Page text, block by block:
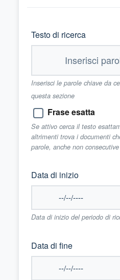
Testo di ricerca
Inserisci le parole chiave da
questa sezione
Frase esatta
Se attivo cerca il testo
altrimenti trova i documenti
parole, anche non consecutive
Data di inizio
Data di inizio del periodo di
Data di fine